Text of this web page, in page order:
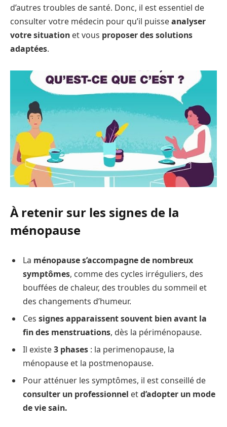
d’autres troubles de santé. Donc, il est essentiel de
consulter votre médecin pour qu’il puisseanalyser
votre situation et vous proposer des solutions
adaptées.
À retenir sur les signes de la
ménopause
La ménopause s’accompagne de nombreux
symptômes, comme des cycles irréguliers, des
bouffées de chaleur, des troubles du sommeil et
des changements d’humeur.
Ces signes apparaissent souvent bien avant la
fin des menstruations, dès la périménopause.
Il existe3 phases : la perimenopause, la
ménopause et la postmenopause.
Pour atténuer les symptômes, il est conseillé de
consulter un professionnel etd’adopter un mode
de vie sain.